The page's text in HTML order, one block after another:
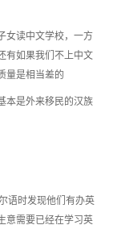
女读中文学校，一方
有如果我们不上中文
量是相当差的
本是外来移民的汉族
语时发现他们有办英
意需要已经在学习英